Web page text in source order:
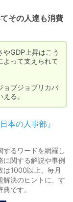
その人達も消費
GDP上昇はこう
よって支えられて
ョブジョブリカバ
る。
本の人事部』
するワードを網羅し
に関する解説や事例
は1000以上、毎月
解決のヒントに、す
です。